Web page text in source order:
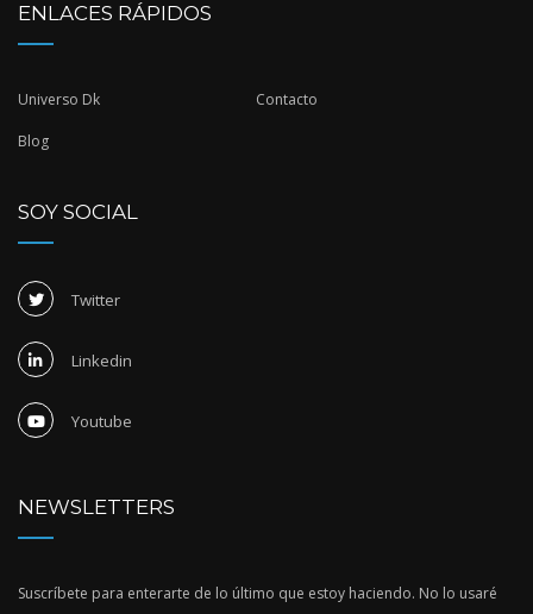
ENLACES RÁPIDOS
Universo Dk Contacto
Blog
SOY SOCIAL
Twitter
Linkedin
Youtube
NEWSLETTERS
Suscríbete para enterarte de lo último que estoy haciendo. No lo usaré